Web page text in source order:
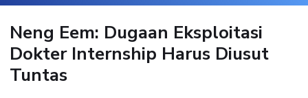
Neng Eem: Dugaan Eksploitasi
Dokter Internship Harus Diusut
Tuntas